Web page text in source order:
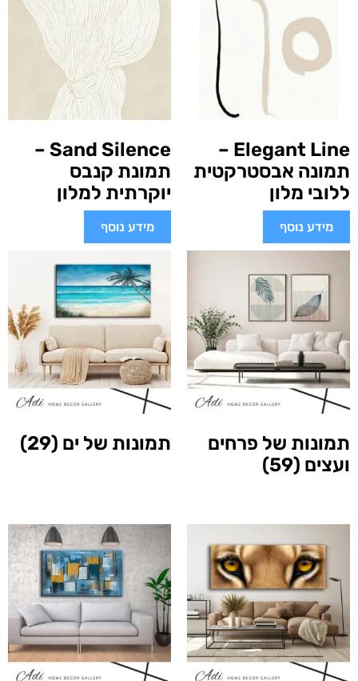
Elegant Line –
תמונה אבסטרקטית
ללובי מלון
מידע נוסף
Sand Silence –
תמונת קנבס
יוקרתית למלון
מידע נוסף
תמונות של פרחים
ועצים (59)
תמונות של ים (29)